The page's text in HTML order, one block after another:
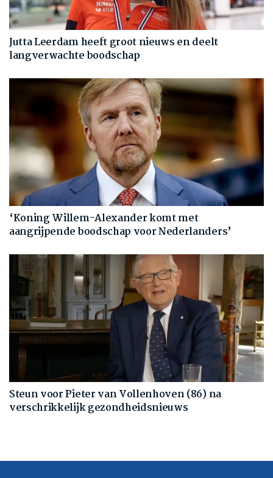
Jutta Leerdam heeft groot nieuws en deelt
langverwachte boodschap
‘Koning Willem-Alexander komt met
aangrijpende boodschap voor Nederlanders’
Steun voor Pieter van Vollenhoven (86) na
verschrikkelijk gezondheidsnieuws